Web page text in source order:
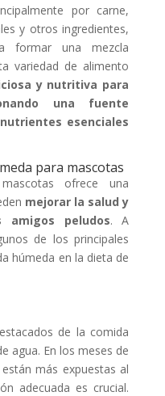
por carne,
y otros ingredientes,
formar una mezcla
variedad de alimento
y nutritiva para
una fuente
esenciales
para mascotas
ofrece una
mejorar la salud y
amigos peludos. A
de los principales
húmeda en la dieta de
de la comida
agua. En los meses de
más expuestas al
adecuada es crucial.